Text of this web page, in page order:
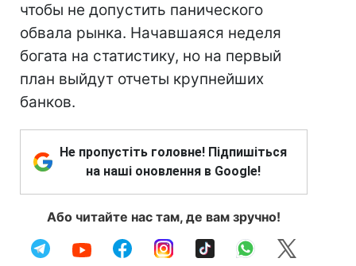
чтобы не допустить панического
обвала рынка. Начавшаяся неделя
богата на статистику, но на первый
план выйдут отчеты крупнейших
банков.
Не пропустіть головне! Підпишіться
на наші оновлення в Google!
Або читайте нас там, де вам зручно!